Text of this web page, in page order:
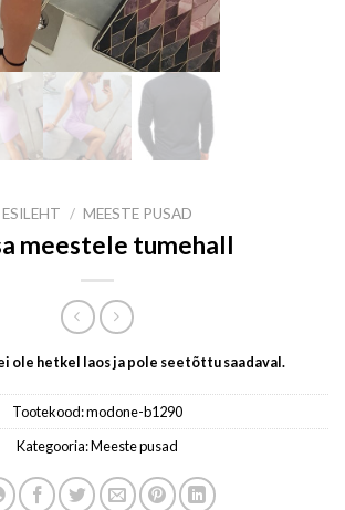
ESILEHT / MEESTE PUSAD
meestele tumehall
ole hetkel laos ja pole seetõttu saadaval.
Tootekood:modone-b1290
Kategooria:Meeste pusad